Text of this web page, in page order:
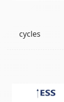
cycles